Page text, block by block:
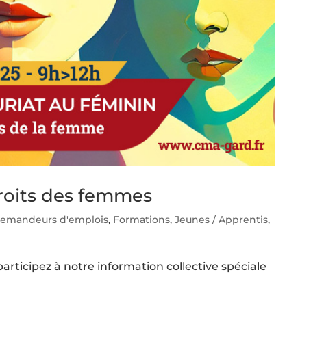
des femmes
d'emplois, Formations,Jeunes / Apprentis,
à notre information collective spéciale